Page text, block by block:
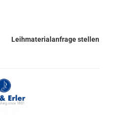
Leihmaterialanfrage stellen